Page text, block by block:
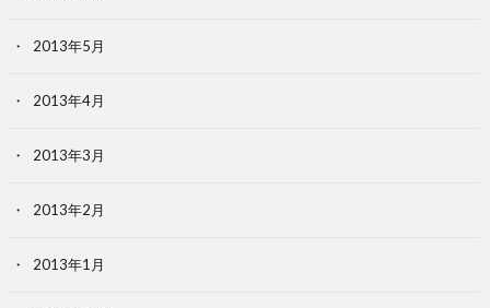
2013年5月
2013年4月
2013年3月
2013年2月
2013年1月